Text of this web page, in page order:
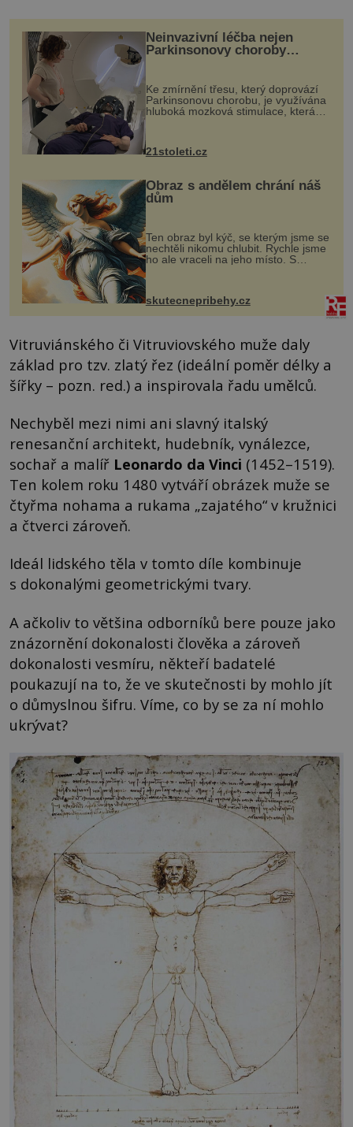
Neinvazivní léčba nejen
Parkinsonovy choroby
Ke zmírnění třesu, který doprovází
Parkinsonovu chorobu, je využívána
hluboká mozková stimulace, která
však vyžaduje vysoce invazivní
zákrok. Ultrazvuk zase není vhodný
k dostatečně přesnému zacílení ...
21stoleti.cz
Obraz s andělem chrání náš
dům
Ten obraz byl kýč, se kterým jsme se
nechtěli nikomu chlubit. Rychle jsme
ho ale vraceli na jeho místo. S
manželem Vaškem jsme si pořídili
chaloupku, takový domek na severu
Čech, kde jsme si naplánova...
skutecnepribehy.cz
Vitruviánského či Vitruviovského muže daly
základ pro tzv. zlatý řez (ideální poměr délky a
šířky – pozn. red.) a inspirovala řadu umělců.
Nechyběl mezi nimi ani slavný italský
renesanční architekt, hudebník, vynálezce,
sochař a malíř Leonardo da Vinci (1452–1519).
Ten kolem roku 1480 vytváří obrázek muže se
čtyřma nohama a rukama „zajatého“ v kružnici
a čtverci zároveň.
Ideál lidského těla v tomto díle kombinuje
s dokonalými geometrickými tvary.
A ačkoliv to většina odborníků bere pouze jako
znázornění dokonalosti člověka a zároveň
dokonalosti vesmíru, někteří badatelé
poukazují na to, že ve skutečnosti by mohlo jít
o důmyslnou šifru. Víme, co by se za ní mohlo
ukrývat?